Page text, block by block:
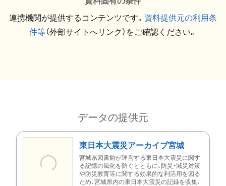
連携機関が提供するコンテンツです。 資料提供元の利用条
件等（外部サイトへリンク）をご確認ください。
データの提供元
東日本大震災アーカイブ宮城
宮城県図書館が運営する東日本大震災に関す
る記憶の風化を防ぐとともに、防災・減災対策
や防災教育等に関する効果的な利活用を図る
ため、宮城県内の東日本大震災の記録を収集、